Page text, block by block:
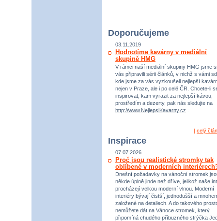
Doporučujeme
03.11.2019
Hodnotíme kavárny v mediální
skupině HMG
V rámci naší mediální skupiny HMG jsme
vás připravili sérii článků, v nichž s vámi
kde jsme za vás vyzkoušeli nejlepší
nejen v Praze, ale i po celé ČR. Chcete-li
inspirovat, kam vyrazit za nejlepší kávou,
prostředím a dezerty, pak nás sledujte na
http://www.NejlepsiKavarny.cz
[ celý
Inspirace
07.07.2026
Proč jsou realistické stromky tak
oblíbené v moderních
Dnešní požadavky na vánoční stromek
někde úplně jinde než dříve, jelikož naše
procházejí velkou moderní vlnou. Moderní
interiéry bývají čistší, jednodušší a
založené na detailech. A do takového
nemůžete dát na Vánoce stromek, který
připomíná chudého příbuzného strýčka